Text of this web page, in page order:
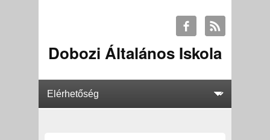
Dobozi Általános Iskola